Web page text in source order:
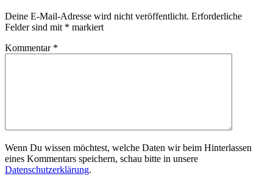
Deine E-Mail-Adresse wird nicht veröffentlicht. Erforderliche
Felder sind mit * markiert
Kommentar *
Wenn Du wissen möchtest, welche Daten wir beim Hinterlassen
eines Kommentars speichern, schau bitte in unsere
Datenschutzerklärung.